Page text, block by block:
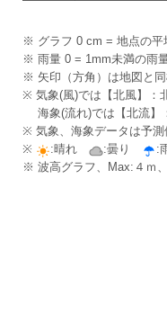
※ グラフ 0 cm = 地点の平
※ 雨量 0 = 1mm未満の雨
※ 矢印（方角）は地図と
※ 気象(風)では【北風】：
海象(流れ)では【北流】
※ 気象、海象データは予測
※
:晴れ :曇り :
※ 波高グラフ、Max:４ｍ